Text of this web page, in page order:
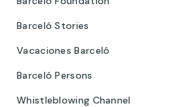
Barceló Stories
Vacaciones Barceló
Barceló Persons
Whistleblowing Channel